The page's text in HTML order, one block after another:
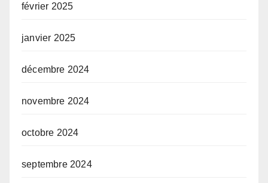
février 2025
janvier 2025
décembre 2024
novembre 2024
octobre 2024
septembre 2024